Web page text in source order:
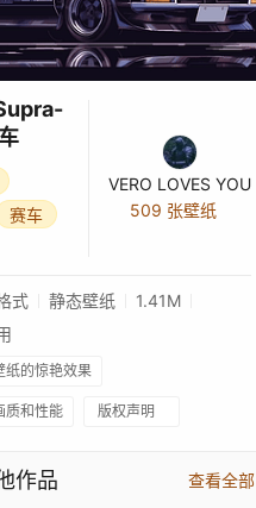
赛车
VERO LOVES YOU
509 张壁纸
式 静态壁纸
1.41M
纸的惊艳效果
质和性能 版权声明
作品 查看全部